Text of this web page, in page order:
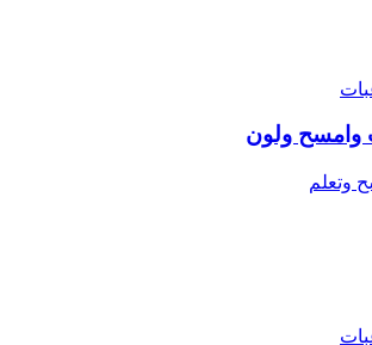
وامسح ولون
وتعلم